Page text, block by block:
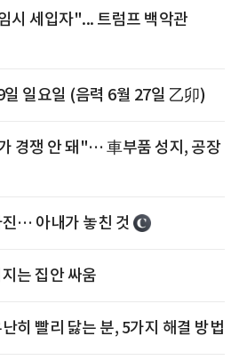
시 세입자"... 트럼프 백악관
일요일 (음력 6월 27일 乙卯)
경쟁 안 돼"… 車부품 성지, 공장
… 아내가 놓친 것
는 집안 싸움
히 빨리 닳는 분, 5가지 해결 방법